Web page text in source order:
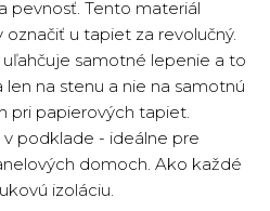
pevnosť. Tento materiál
označiť u tapiet za revolučný.
uľahčuje samotné lepenie a to
len na stenu a nie na samotnú
pri papierových tapiet.
podklade - ideálne pre
domoch. Ako každé
izoláciu.